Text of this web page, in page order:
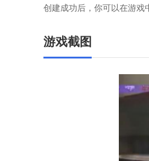
创建成功后，你可以在游戏
游戏截图